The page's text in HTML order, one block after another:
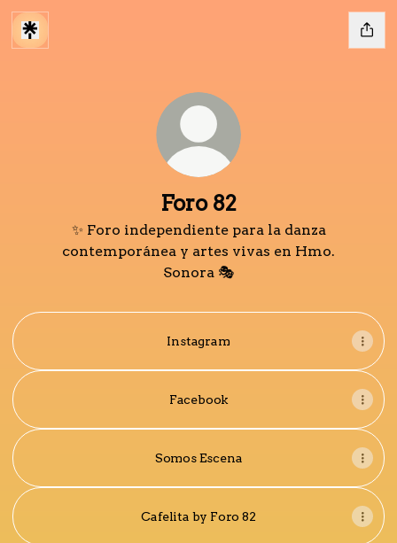
Foro 82
✨ Foro independiente para la danza
contemporánea y artes vivas en Hmo.
Sonora 🎭
Instagram
Facebook
Somos Escena
Cafelita by Foro 82